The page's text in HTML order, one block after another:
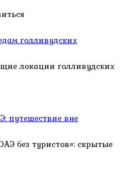
голливудских
локации голливудских
путешествие вне
без туристов»: скрытые